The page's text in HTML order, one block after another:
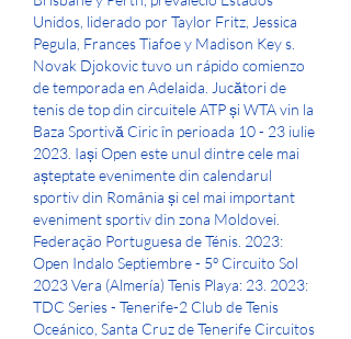
Unidos, liderado por Taylor Fritz, Jessica
Pegula, Frances Tiafoe y Madison Key s.
Novak Djokovic tuvo un rápido comienzo
de temporada en Adelaida. Jucători de
tenis de top din circuitele ATP și WTA vin la
Baza Sportivă Ciric în perioada 10 - 23 iulie
2023. Iași Open este unul dintre cele mai
așteptate evenimente din calendarul
sportiv din România și cel mai important
eveniment sportiv din zona Moldovei.
Federação Portuguesa de Ténis. 2023:
Open Indalo Septiembre - 5º Circuito Sol
2023 Vera (Almería) Tenis Playa: 23. 2023:
TDC Series - Tenerife-2 Club de Tenis
Oceánico, Santa Cruz de Tenerife Circuitos